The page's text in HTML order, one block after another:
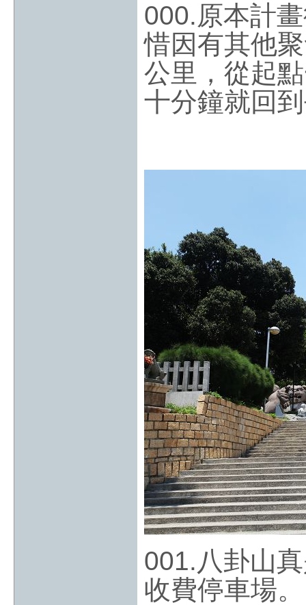
000.原本計
惜因有其他
公里，從起
十分鐘就回
001.八卦山
收費停車場。